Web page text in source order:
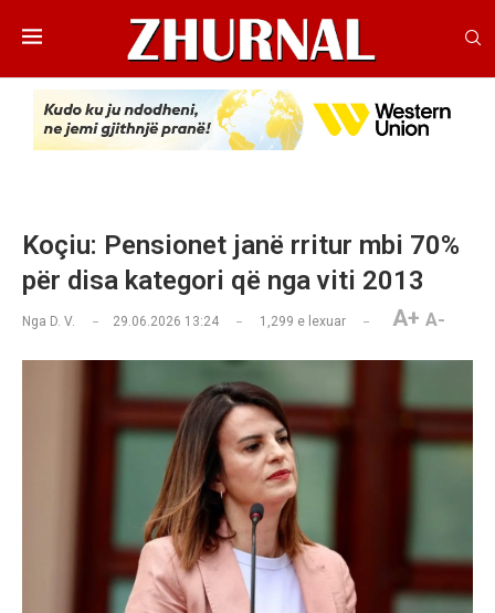
Koçiu: Pensionet janë rritur mbi 70%
për disa kategori që nga viti 2013
Nga D. V. 29.06.2026 13:24 1,299 e lexuar A+ A-